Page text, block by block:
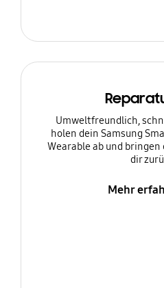
Umweltfreundlich,
holen dein Samsung
Wearable ab und
dir
Mehr